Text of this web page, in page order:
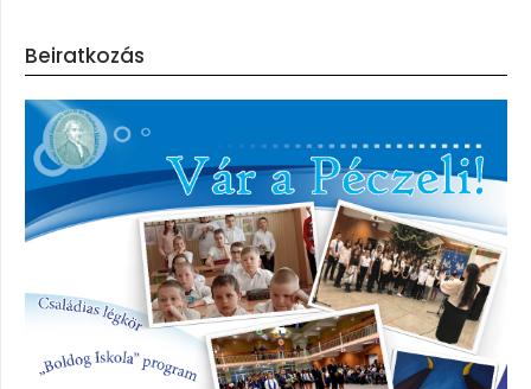
Beiratkozás